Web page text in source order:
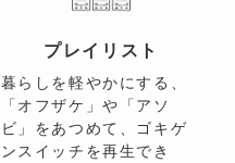
プレイリスト
暮らしを軽やかにする、
「オフザケ」や「アソ
ビ」をあつめて、ゴキゲ
ンスイッチを再生でき